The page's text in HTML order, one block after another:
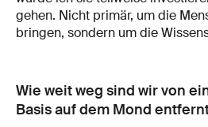
gehen. Nicht primär, um die
bringen, sondern um die
Wie weit weg sind wir von
Basis auf dem Mond